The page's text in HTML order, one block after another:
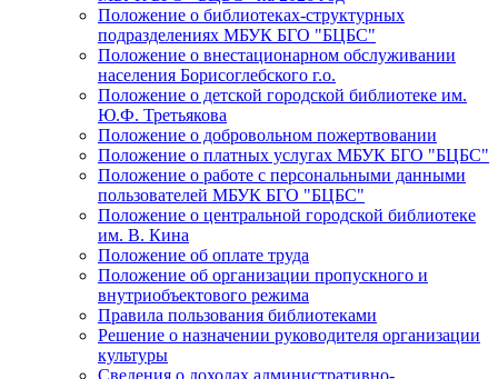
Положение о библиотеках-структурных
подразделениях МБУК БГО "БЦБС"
Положение о внестационарном обслуживании
населения Борисоглебского г.о.
Положение о детской городской библиотеке им.
Ю.Ф. Третьякова
Положение о добровольном пожертвовании
Положение о платных услугах МБУК БГО "БЦБС"
Положение о работе с персональными данными
пользователей МБУК БГО "БЦБС"
Положение о центральной городской библиотеке
им. В. Кина
Положение об оплате труда
Положение об организации пропускного и
внутриобъектового режима
Правила пользования библиотеками
Решение о назначении руководителя организации
культуры
Сведения о доходах административно-